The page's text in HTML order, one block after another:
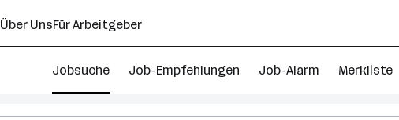
Über UnsFür Arbeitgeber
Jobsuche Job-Empfehlungen Job-Alarm Merkliste